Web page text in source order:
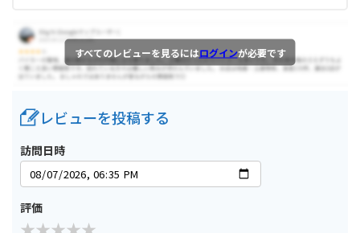
すべてのレビューを見るにはログインが必要です
レビューを投稿する
訪問日時
評価